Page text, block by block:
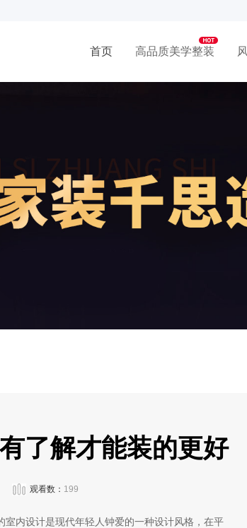
首页 高品质美学整装
了解才能装的更好
观看数： 199
室内设计是现代年轻人钟爱的一种设计风格，在平